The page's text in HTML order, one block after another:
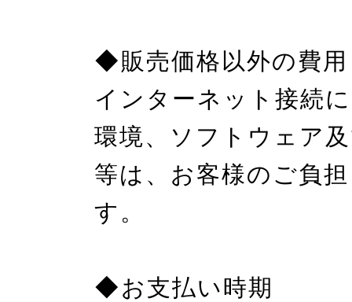
◆販売価格以外の費用
インターネット接続
環境、ソフトウェア
等は、お客様のご負
す。
◆お支払い時期